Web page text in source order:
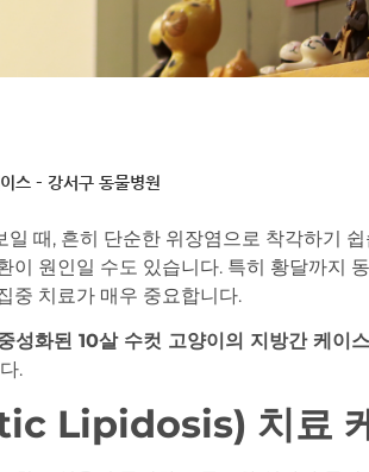
스 – 강서구 동물병원
때, 흔히 단순한 위장염으로 착각하기
이 원인일 수도 있습니다. 특히 황달까지
중 치료가 매우 중요합니다.
성화된 10살 수컷 고양이의 지방간 케이스
.
Lipidosis) 치료